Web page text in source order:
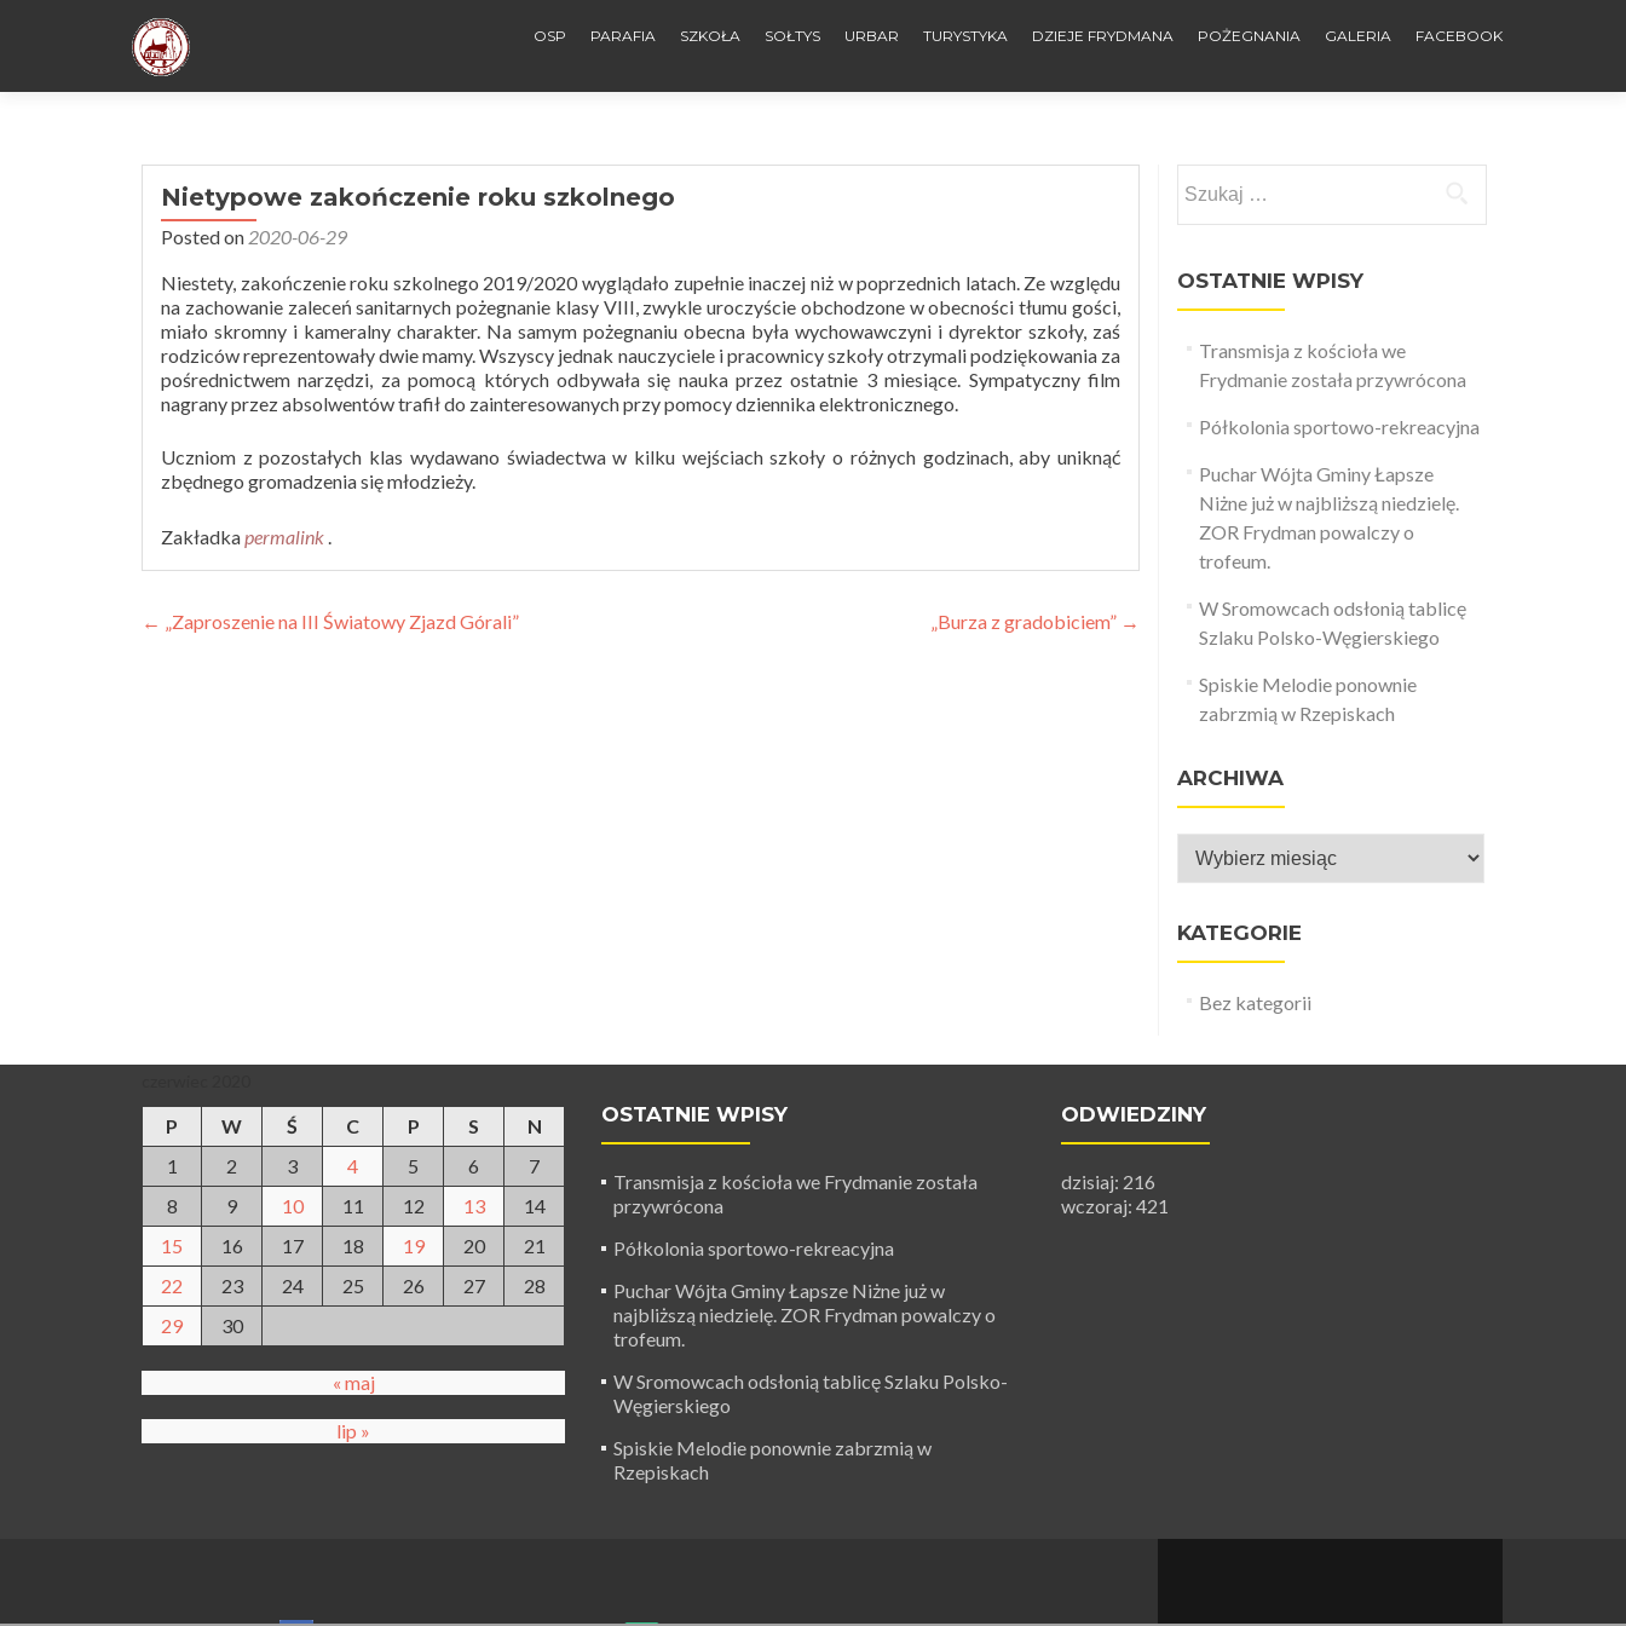
OSP PARAFIA SZKOŁA SOŁTYS URBAR TURYSTYKA DZIEJE FRYDMANA POŻEGNANIA GALERIA FACEBOOK
Nietypowe zakończenie roku szkolnego
Posted on 2020-06-29
Niestety, zakończenie roku szkolnego 2019/2020 wyglądało zupełnie inaczej niż w poprzednich latach. Ze względu
na zachowanie zaleceń sanitarnych pożegnanie klasy VIII, zwykle uroczyście obchodzone w obecności tłumu gości,
miało skromny i kameralny charakter. Na samym pożegnaniu obecna była wychowawczyni i dyrektor szkoły, zaś
rodziców reprezentowały dwie mamy. Wszyscy jednak nauczyciele i pracownicy szkoły otrzymali podziękowania za
pośrednictwem narzędzi, za pomocą których odbywała się nauka przez ostatnie 3 miesiące. Sympatyczny film
nagrany przez absolwentów trafił do zainteresowanych przy pomocy dziennika elektronicznego.
Uczniom z pozostałych klas wydawano świadectwa w kilku wejściach szkoły o różnych godzinach, aby uniknąć
zbędnego gromadzenia się młodzieży.
Zakładkapermalink .
Zobacz
← „Zaproszenie na III Światowy Zjazd Górali” „Burza z gradobiciem” →
OSTATNIE WPISY
Transmisja z kościoła we
Frydmanie została przywrócona
Półkolonia sportowo-rekreacyjna
Puchar Wójta Gminy Łapsze
Niżne już w najbliższą niedzielę.
ZOR Frydman powalczy o
trofeum.
W Sromowcach odsłonią tablicę
Szlaku Polsko-Węgierskiego
Spiskie Melodie ponownie
zabrzmią w Rzepiskach
ARCHIWA
Archiwa
KATEGORIE
Bez kategorii
P W Ś C P S
N
1
2 3 4 5 6
7
8
9 10 11 12 13
14
15
16 17 18 19 20
21
22
23 24 25 26 27
28
29
30
« maj
lip »
OSTATNIE WPISY
Transmisja z kościoła we Frydmanie została
przywrócona
Półkolonia sportowo-rekreacyjna
Puchar Wójta Gminy Łapsze Niżne już w
najbliższą niedzielę. ZOR Frydman powalczy o
trofeum.
W Sromowcach odsłonią tablicę Szlaku Polsko-
Węgierskiego
Spiskie Melodie ponownie zabrzmią w
Rzepiskach
ODWIEDZINY
dzisiaj: 216
wczoraj: 421